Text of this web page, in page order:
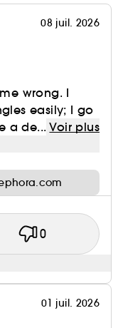
08 juil. 2026
wrong. I
easily; I go
a de... Voir plus
0
01 juil. 2026